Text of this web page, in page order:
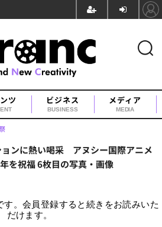
ツ ビジネス
BUSINESS
メディア
MEDIA
ョンに熱い喝采 アヌシー国際アニメ
を祝福 6枚目の写真・画像
す。会員登録すると続きをお読みいた
だけます。